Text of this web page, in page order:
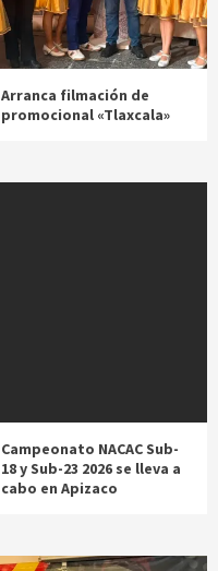
Arranca filmación de
promocional «Tlaxcala»
Campeonato NACAC Sub-
18 y Sub-23 2026 se lleva a
cabo en Apizaco